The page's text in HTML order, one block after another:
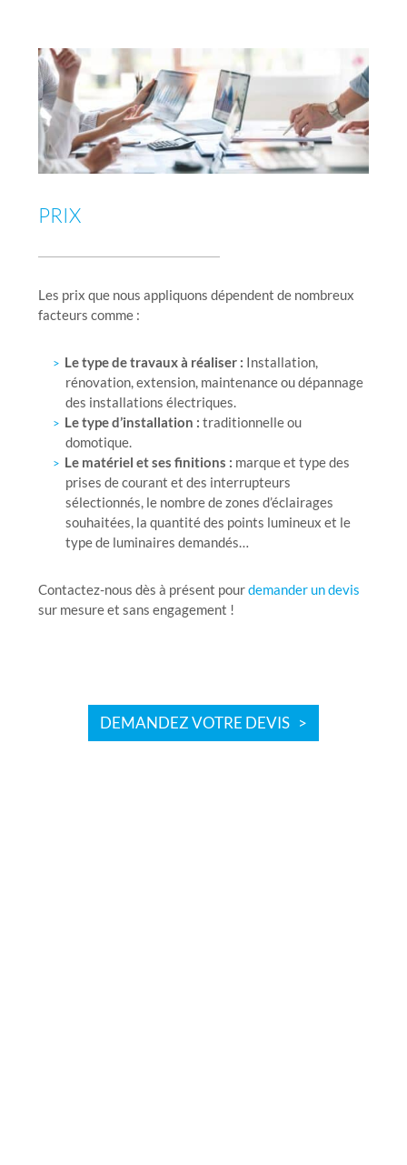
PRIX
Les prix que nous appliquons dépendent de nombreux
facteurs comme :
Le type de travaux à réaliser : Installation,
rénovation, extension, maintenance ou dépannage
des installations électriques.
Le type d’installation : traditionnelle ou
domotique.
Le matériel et ses finitions : marque et type des
prises de courant et des interrupteurs
sélectionnés, le nombre de zones d’éclairages
souhaitées, la quantité des points lumineux et le
type de luminaires demandés…
Contactez-nous dès à présent pourdemander un devis
sur mesure et sans engagement !
DEMANDEZ VOTRE DEVIS